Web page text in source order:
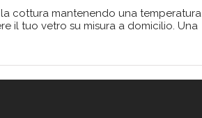
cottura mantenendo una temperatura
il tuo vetro su misura a domicilio. Una